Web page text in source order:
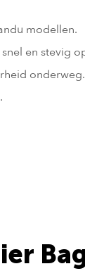
modellen.
en stevig
onderweg.